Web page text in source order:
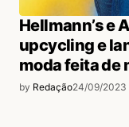
Hellmann’s e
upcycling e
moda feita de
by Redação24/09/2023